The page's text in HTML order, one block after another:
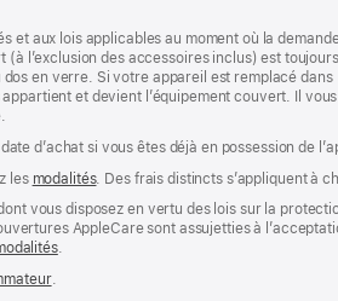
et aux lois applicables au moment où la
l’exclusion des accessoires inclus) est
en verre. Si votre appareil est remplacé
et devient l’équipement couvert. Il
d’achat si vous êtes déjà en possession de
les modalités(s’ouvre
une
nouvelle
. Des frais distincts s’appliquent à
vous disposez en vertu des lois sur la
AppleCare sont assujetties à
(s’ouvre
.
(s’ouvre
.